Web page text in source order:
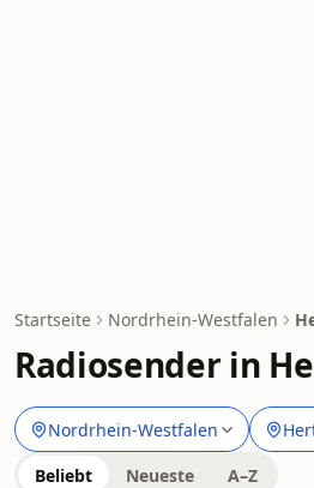
Startseite Nordrhein-Westfalen
Radiosender in
Nordrhein-Westfalen
Beliebt Neueste A–Z